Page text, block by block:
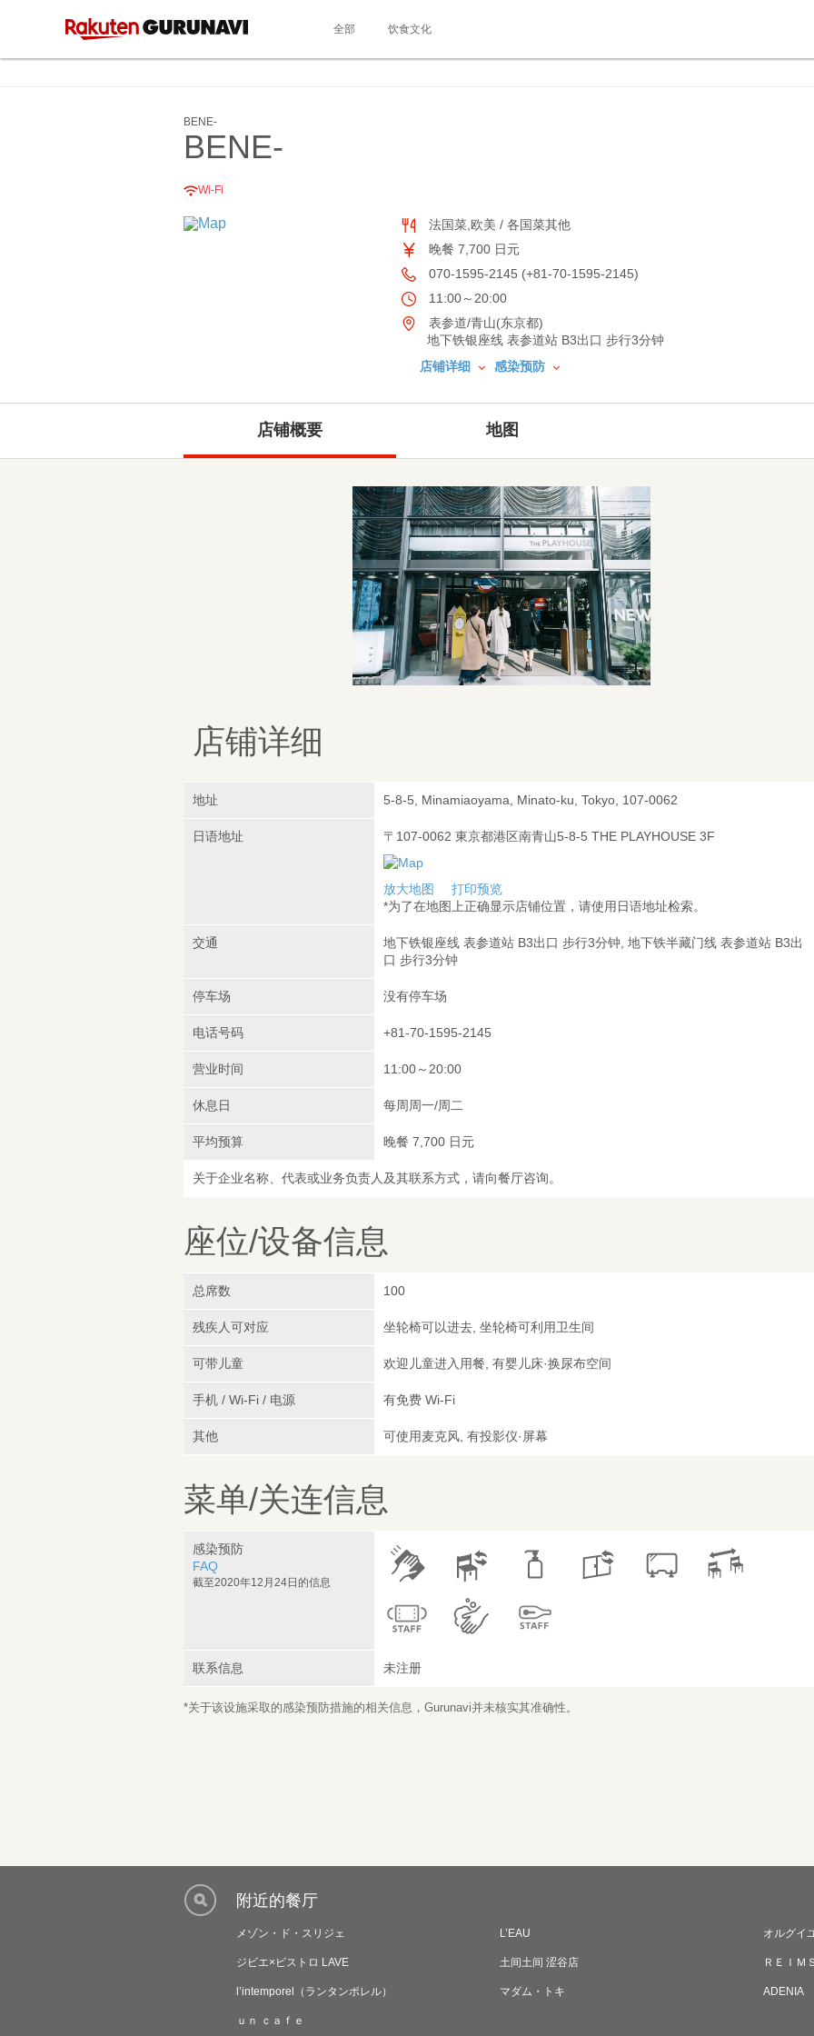
全部 饮食文化
BENE‐
BENE‐
Wi-Fi
法国菜,欧美 / 各国菜其他
晚餐 7,700 日元
070-1595-2145 (+81-70-1595-2145)
11:00～20:00
表参道/青山(东京都)
地下铁银座线 表参道站 B3出口 步行3分钟
店铺详细
感染预防
店铺概要 地图
店铺详细
地址 5-8-5, Minamiaoyama, Minato-ku, Tokyo, 107-0062
日语地址 〒107-0062 東京都港区南青山5-8-5 THE PLAYHOUSE 3F
放大地图
打印预览
*为了在地图上正确显示店铺位置，请使用日语地址检索。
交通
地下铁银座线 表参道站 B3出口 步行3分钟, 地下铁半藏门线 表参道站 B3出
口 步行3分钟
停车场 没有停车场
电话号码 +81-70-1595-2145
营业时间 11:00～20:00
休息日 每周周一/周二
平均预算 晚餐 7,700 日元
关于企业名称、代表或业务负责人及其联系方式，请向餐厅咨询。
座位/设备信息
总席数 100
残疾人可对应 坐轮椅可以进去, 坐轮椅可利用卫生间
可带儿童 欢迎儿童进入用餐, 有婴儿床·换尿布空间
手机 / Wi-Fi / 电源 有免费 Wi-Fi
其他 可使用麦克风, 有投影仪·屏幕
菜单/关连信息
感染预防
FAQ
截至2020年12月24日的信息
联系信息 未注册
*关于该设施采取的感染预防措施的相关信息，Gurunavi并未核实其准确性。
附近的餐厅
メゾン・ド・スリジェ L’EAU オルグイ
ジビエ×ビストロ LAVE 土间土间 涩谷店 ＲＥＩＭ
l’intemporel（ランタンポレル） マダム・トキ ADENIA
ｕｎ ｃａｆｅ